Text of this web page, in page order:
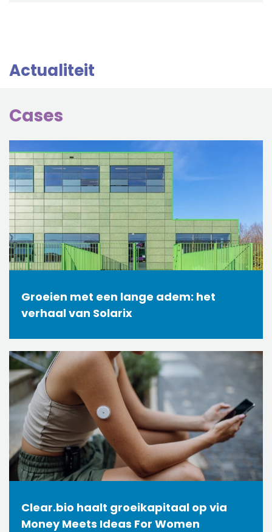
Actualiteit
Cases
Groeien met een lange adem: het
verhaal van Solarix
Clear.bio haalt groeikapitaal op via
Money Meets Ideas For Women